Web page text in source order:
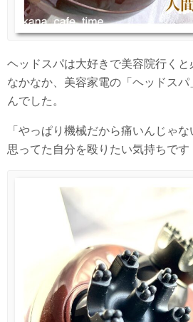
ヘッドスパは大好きで美容院行く
なかなか、美容家電の「ヘッドス
んでした。
「やっぱり機械だから痛いんじゃ
思ってた自分を殴りたい気持ちです